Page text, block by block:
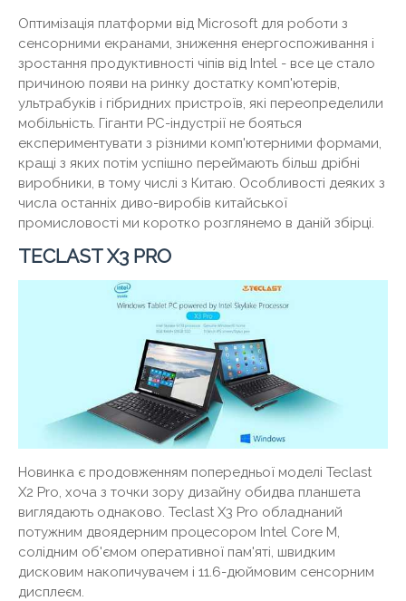
Оптимізація платформи від Microsoft для роботи з
сенсорними екранами, зниження енергоспоживання і
зростання продуктивності чіпів від Intel - все це стало
причиною появи на ринку достатку комп'ютерів,
ультрабуків і гібридних пристроїв, які переопределили
мобільність. Гіганти PC-індустрії не бояться
експериментувати з різними комп'ютерними формами,
кращі з яких потім успішно переймають більш дрібні
виробники, в тому числі з Китаю. Особливості деяких з
числа останніх диво-виробів китайської
промисловості ми коротко розглянемо в даній збірці.
TECLAST X3 PRO
Новинка є продовженням попередньої моделі Teclast
X2 Pro, хоча з точки зору дизайну обидва планшета
виглядають однаково. Teclast X3 Pro обладнаний
потужним двоядерним процесором Intel Core M,
солідним об'ємом оперативної пам'яті, швидким
дисковим накопичувачем і 11.6-дюймовим сенсорним
дисплеєм.